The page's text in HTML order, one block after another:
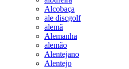
Alcobaça
ale discgolf
alemã
Alemanha
alemão
Alentejano
Alentejo